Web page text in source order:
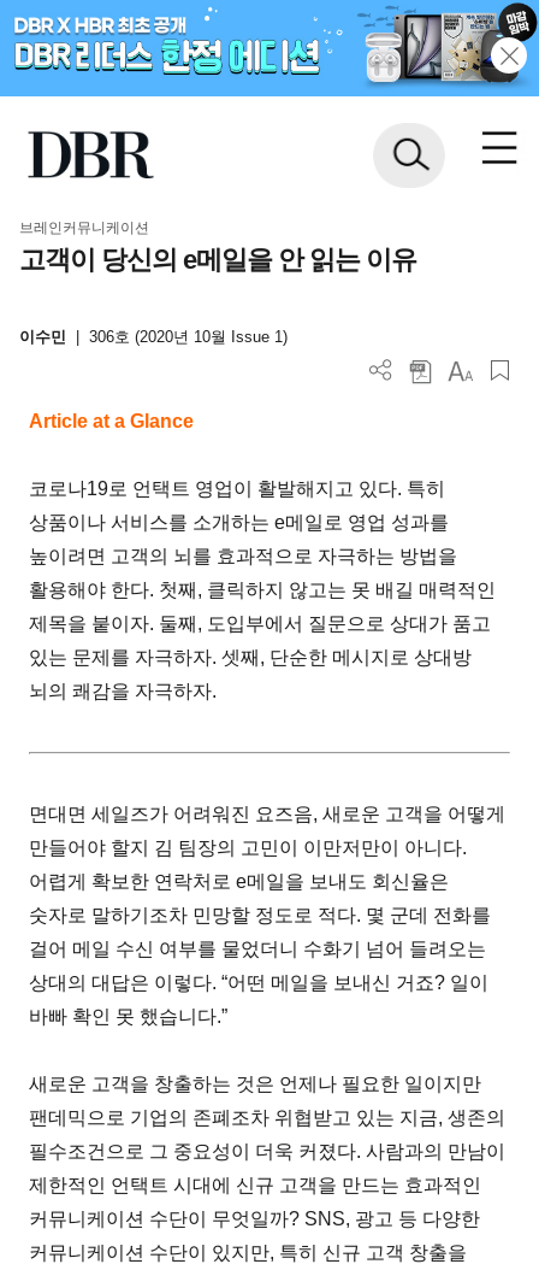
브레인커뮤니케이션
고객이 당신의 e메일을 안 읽는 이유
이수민 306호 (2020년 10월 Issue 1)
Article at a Glance
코로나19로 언택트 영업이 활발해지고 있다. 특히
상품이나 서비스를 소개하는 e메일로 영업 성과를
높이려면 고객의 뇌를 효과적으로 자극하는 방법을
활용해야 한다. 첫째, 클릭하지 않고는 못 배길 매력적인
제목을 붙이자. 둘째, 도입부에서 질문으로 상대가 품고
있는 문제를 자극하자. 셋째, 단순한 메시지로 상대방
뇌의 쾌감을 자극하자.
면대면 세일즈가 어려워진 요즈음, 새로운 고객을 어떻게
만들어야 할지 김 팀장의 고민이 이만저만이 아니다.
어렵게 확보한 연락처로 e메일을 보내도 회신율은
숫자로 말하기조차 민망할 정도로 적다. 몇 군데 전화를
걸어 메일 수신 여부를 물었더니 수화기 넘어 들려오는
상대의 대답은 이렇다. “어떤 메일을 보내신 거죠? 일이
바빠 확인 못 했습니다.”
새로운 고객을 창출하는 것은 언제나 필요한 일이지만
팬데믹으로 기업의 존폐조차 위협받고 있는 지금, 생존의
필수조건으로 그 중요성이 더욱 커졌다. 사람과의 만남이
제한적인 언택트 시대에 신규 고객을 만드는 효과적인
커뮤니케이션 수단이 무엇일까? SNS, 광고 등 다양한
커뮤니케이션 수단이 있지만, 특히 신규 고객 창출을